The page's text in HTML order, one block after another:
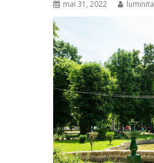
mai 31, 2022 luminita